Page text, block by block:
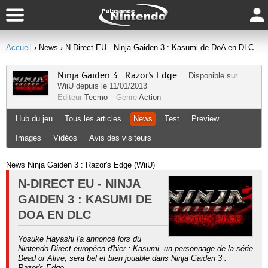
Accueil › News › N-Direct EU - Ninja Gaiden 3 : Kasumi de DoA en DLC
Ninja Gaiden 3 : Razor's Edge
Disponible sur
WiiU depuis le 11/01/2013
Editeur Tecmo Genre Action
Hub du jeu Tous les articles News Test Preview
Images Vidéos Avis des visiteurs
News Ninja Gaiden 3 : Razor's Edge (WiiU)
N-DIRECT EU - NINJA
GAIDEN 3 : KASUMI DE
DOA EN DLC
Yosuke Hayashi l'a annoncé lors du
Nintendo Direct européen d'hier : Kasumi, un personnage de la série
Dead or Alive, sera bel et bien jouable dans Ninja Gaiden 3 :